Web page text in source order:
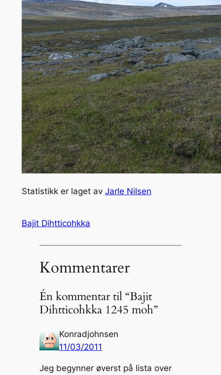
Statistikk er laget av Jarle Nilsen
Bajit Dihtticohkka
Kommentarer
Én kommentar til “Bajit
Dihtticohkka 1245 moh”
Konradjohnsen
11/03/2011
Jeg begynner øverst på lista over